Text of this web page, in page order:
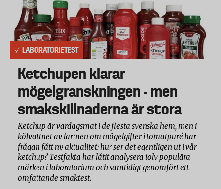
LABORATORIETEST
Ketchupen klarar
mögelgranskningen - men
smakskillnaderna är stora
Ketchup är vardagsmat i de flesta svenska hem, men i
kölvattnet av larmen om mögelgifter i tomatpuré har
frågan fått ny aktualitet: hur ser det egentligen ut i vår
ketchup? Testfakta har låtit analysera tolv populära
märken i laboratorium och samtidigt genomfört ett
omfattande smaktest.